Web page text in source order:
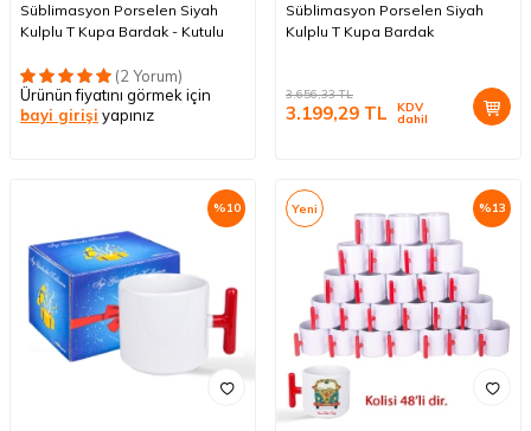
Süblimasyon Porselen Siyah
Kulplu T Kupa Bardak - Kutulu
(2 Yorum)
Ürünün fiyatını görmek için
bayi girişi yapınız
Süblimasyon Porselen Siyah
Kulplu T Kupa Bardak
3.656,33TL
3.199,29 TL KDV
dahil
%10 %13
Yeni